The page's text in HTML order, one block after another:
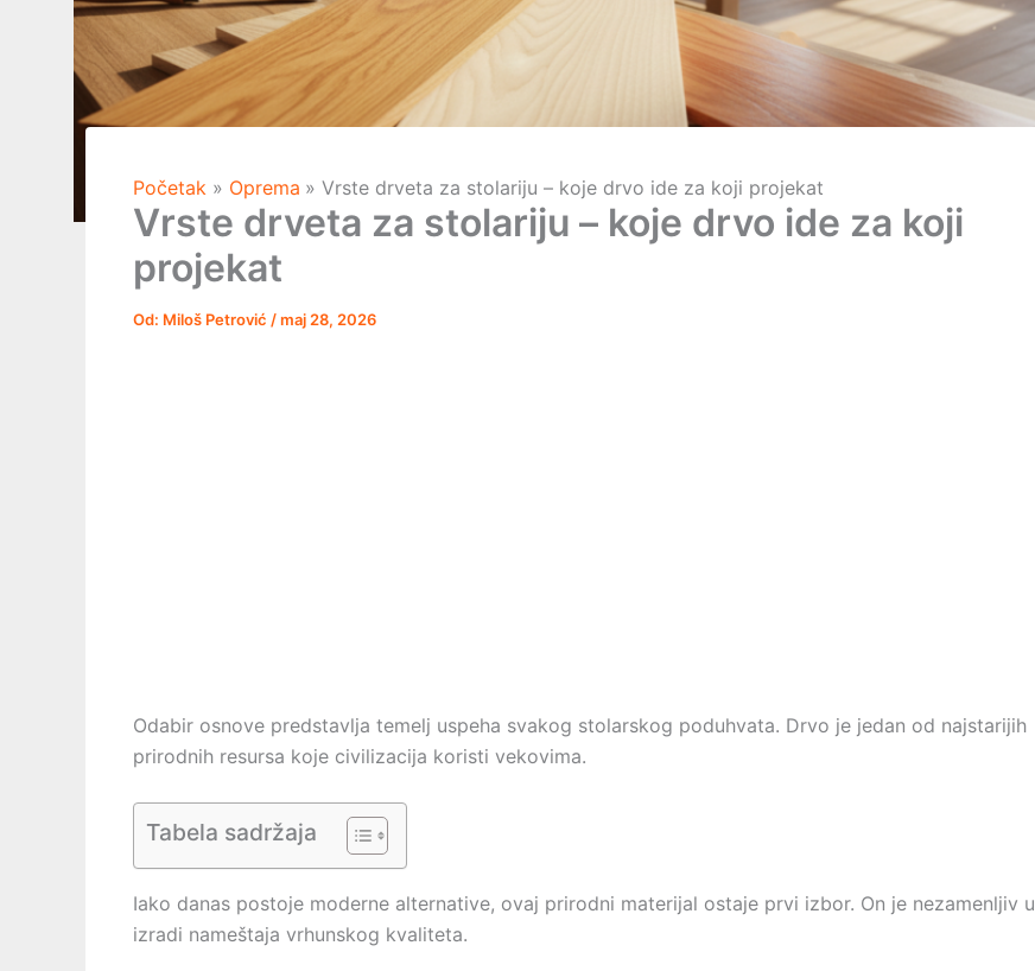
Početak Oprema Vrste drveta za stolariju – koje drvo ide za koji projekat
Vrste drveta za stolariju – koje drvo ide za koji
projekat
Od: Miloš Petrović /maj 28, 2026
Odabir osnove predstavlja temelj uspeha svakog stolarskog poduhvata. Drvo je jedan od najstarijih
prirodnih resursa koje civilizacija koristi vekovima.
Tabela sadržaja
Iako danas postoje moderne alternative, ovaj prirodni materijal ostaje prvi izbor. On je nezamenljiv u
izradi nameštaja vrhunskog kvaliteta.